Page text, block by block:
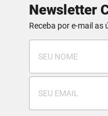
Newsletter
Receba por e-mail